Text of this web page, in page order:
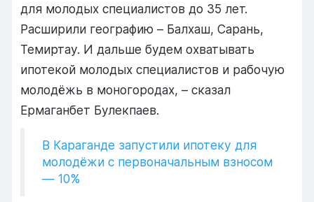
для молодых специалистов до 35 лет.
Расширили географию – Балхаш, Сарань,
Темиртау. И дальше будем охватывать
ипотекой молодых специалистов и рабочую
молодёжь в моногородах, – сказал
Ермаганбет Булекпаев.
В Караганде запустили ипотеку для
молодёжи с первоначальным взносом
— 10%